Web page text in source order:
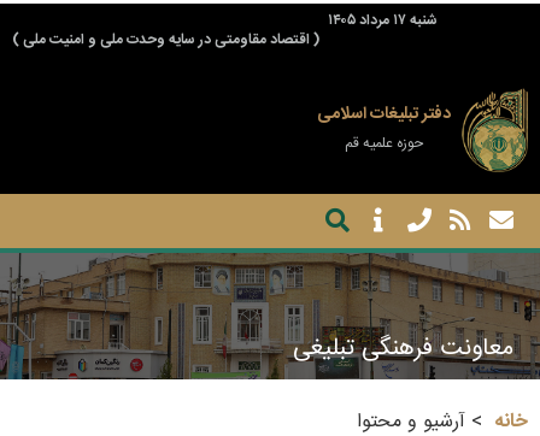
شنبه ۱۷ مرداد ۱۴۰۵
( اقتصاد مقاومتی در سایه وحدت ملی و امنیت ملی )
دفتر تبلیغات اسلامی
حوزه علمیه قم
معاونت فرهنگی تبلیغی
خانه آرشیو و محتوا